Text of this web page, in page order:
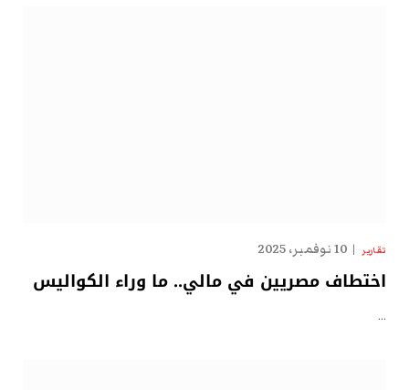
تقارير 10 نوفمبر، 2025
اختطاف مصريين في مالي.. ما وراء الكواليس
…